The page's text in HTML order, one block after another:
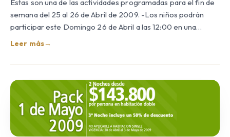
Estas son una de las actividades programadas para el fin de
semana del 25 al 26 de Abril de 2009. -Los niños podrán
participar este Domingo 26 de Abril a las 12:00 en una…
Leer más→